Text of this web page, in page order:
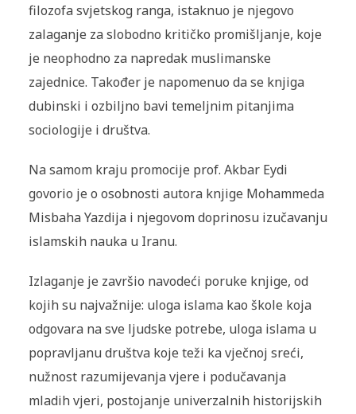
filozofa svjetskog ranga, istaknuo je njegovo
zalaganje za slobodno kritičko promišljanje, koje
je neophodno za napredak muslimanske
zajednice. Također je napomenuo da se knjiga
dubinski i ozbiljno bavi temeljnim pitanjima
sociologije i društva.
Na samom kraju promocije prof. Akbar Eydi
govorio je o osobnosti autora knjige Mohammeda
Misbaha Yazdija i njegovom doprinosu izučavanju
islamskih nauka u Iranu.
Izlaganje je završio navodeći poruke knjige, od
kojih su najvažnije: uloga islama kao škole koja
odgovara na sve ljudske potrebe, uloga islama u
popravljanu društva koje teži ka vječnoj sreći,
nužnost razumijevanja vjere i podučavanja
mladih vjeri, postojanje univerzalnih historijskih